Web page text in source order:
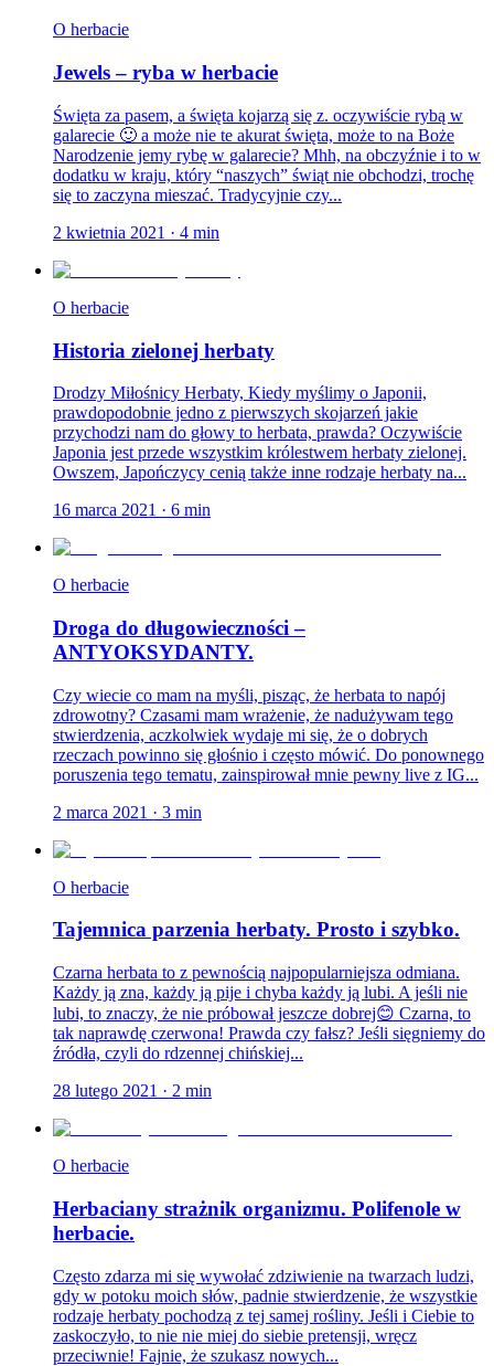
O herbacie
Jewels – ryba w herbacie
Święta za pasem, a święta kojarzą się z. oczywiście rybą w
galarecie 🙂 a może nie te akurat święta, może to na Boże
Narodzenie jemy rybę w galarecie? Mhh, na obczyźnie i to w
dodatku w kraju, który “naszych” świąt nie obchodzi, trochę
się to zaczyna mieszać. Tradycyjnie czy...
2 kwietnia 2021 · 4 min
O herbacie
Historia zielonej herbaty
Drodzy Miłośnicy Herbaty, Kiedy myślimy o Japonii,
prawdopodobnie jedno z pierwszych skojarzeń jakie
przychodzi nam do głowy to herbata, prawda? Oczywiście
Japonia jest przede wszystkim królestwem herbaty zielonej.
Owszem, Japończycy cenią także inne rodzaje herbaty na...
16 marca 2021 · 6 min
O herbacie
Droga do długowieczności –
ANTYOKSYDANTY.
Czy wiecie co mam na myśli, pisząc, że herbata to napój
zdrowotny? Czasami mam wrażenie, że nadużywam tego
stwierdzenia, aczkolwiek wydaje mi się, że o dobrych
rzeczach powinno się głośnio i często mówić. Do ponownego
poruszenia tego tematu, zainspirował mnie pewny live z IG...
2 marca 2021 · 3 min
O herbacie
Tajemnica parzenia herbaty. Prosto i szybko.
Czarna herbata to z pewnością najpopularniejsza odmiana.
Każdy ją zna, każdy ją pije i chyba każdy ją lubi. A jeśli nie
lubi, to znaczy, że nie próbował jeszcze dobrej😊 Czarna, to
tak naprawdę czerwona! Prawda czy fałsz? Jeśli sięgniemy do
źródła, czyli do rdzennej chińskiej...
28 lutego 2021 · 2 min
O herbacie
Herbaciany strażnik organizmu. Polifenole w
herbacie.
Często zdarza mi się wywołać zdziwienie na twarzach ludzi,
gdy w potoku moich słów, padnie stwierdzenie, że wszystkie
rodzaje herbaty pochodzą z tej samej rośliny. Jeśli i Ciebie to
zaskoczyło, to nie nie miej do siebie pretensji, wręcz
przeciwnie! Fajnie, że szukasz nowych...